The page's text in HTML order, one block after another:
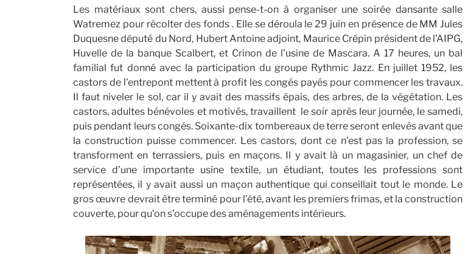
Les matériaux sont chers, aussi pense-t-on à organiser une soirée dansante salle
Watremez pour récolter des fonds . Elle se déroula le 29 juin en présence de MM Jules
Duquesne député du Nord, Hubert Antoine adjoint, Maurice Crépin président de l’AIPG,
Huvelle de la banque Scalbert, et Crinon de l’usine de Mascara. A 17 heures, un bal
familial fut donné avec la participation du groupe Rythmic Jazz. En juillet 1952, les
castors de l’entrepont mettent à profit les congés payés pour commencer les travaux.
Il faut niveler le sol, car il y avait des massifs épais, des arbres, de la végétation. Les
castors, adultes bénévoles et motivés, travaillent le soir après leur journée, le samedi,
puis pendant leurs congés. Soixante-dix tombereaux de terre seront enlevés avant que
la construction puisse commencer. Les castors, dont ce n’est pas la profession, se
transforment en terrassiers, puis en maçons. Il y avait là un magasinier, un chef de
service d’une importante usine textile, un étudiant, toutes les professions sont
représentées, il y avait aussi un maçon authentique qui conseillait tout le monde. Le
gros œuvre devrait être terminé pour l’été, avant les premiers frimas, et la construction
couverte, pour qu’on s’occupe des aménagements intérieurs.